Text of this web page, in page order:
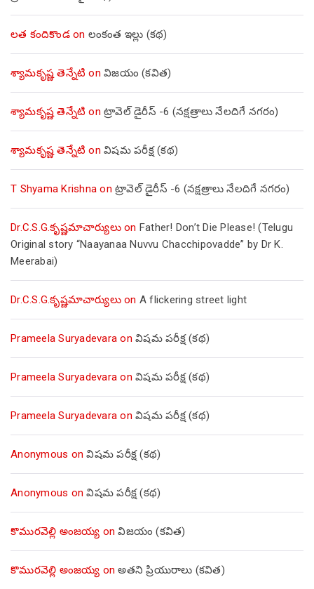
లత కందికొండon లంకంత ఇల్లు (కథ)
శ్యామకృష్ణ తెన్నేటి on విజయం (కవిత)
శ్యామకృష్ణ తెన్నేటి on ట్రావెల్ డైరీస్ -6 (నక్షత్రాలు నేలదిగే నగరం)
శ్యామకృష్ణ తెన్నేటి on విషమ పరీక్ష (క‌థ‌)
T Shyama Krishna on ట్రావెల్ డైరీస్ -6 (నక్షత్రాలు నేలదిగే నగరం)
Dr.C.S.G.కృష్ణమాచార్యులుon Father! Don’t Die Please! (Telugu
Original story “Naayanaa Nuvvu Chacchipovadde” by Dr K.
Meerabai)
Dr.C.S.G.కృష్ణమాచార్యులుon A flickering street light
Prameela Suryadevara on విషమ పరీక్ష (క‌థ‌)
Prameela Suryadevara on విషమ పరీక్ష (క‌థ‌)
Prameela Suryadevara on విషమ పరీక్ష (క‌థ‌)
Anonymous onవిషమ పరీక్ష (క‌థ‌)
Anonymous onవిషమ పరీక్ష (క‌థ‌)
కొమురవెల్లి అంజయ్య onవిజయం (కవిత)
కొమురవెల్లి అంజయ్య onఅతని ప్రియురాలు (కవిత)